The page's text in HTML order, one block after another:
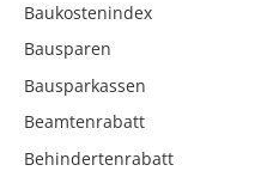
Baukostenindex
Bausparen
Bausparkassen
Beamtenrabatt
Behindertenrabatt